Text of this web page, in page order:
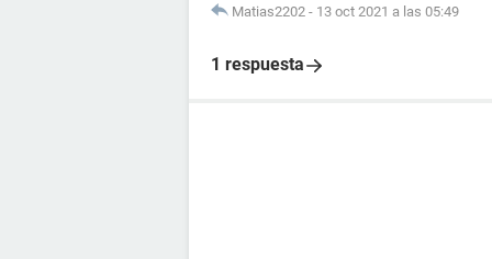
Matias2202 - 13 oct 2021 a las 05:49
1 respuesta